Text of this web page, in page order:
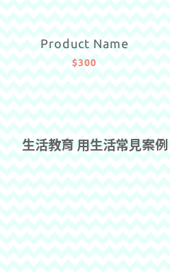
Product Name
$300
生活教育 用生活常見案